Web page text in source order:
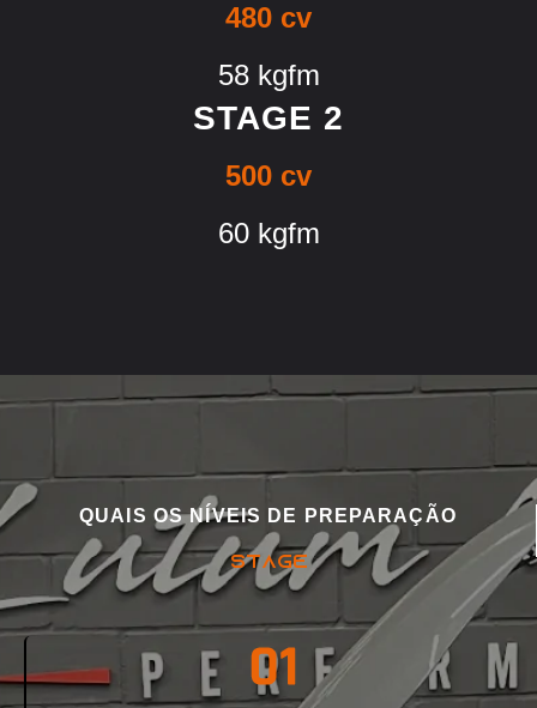
480 cv
58 kgfm
STAGE 2
500 cv
60 kgfm
QUAIS OS NÍVEIS DE PREPARAÇÃO
STAGE